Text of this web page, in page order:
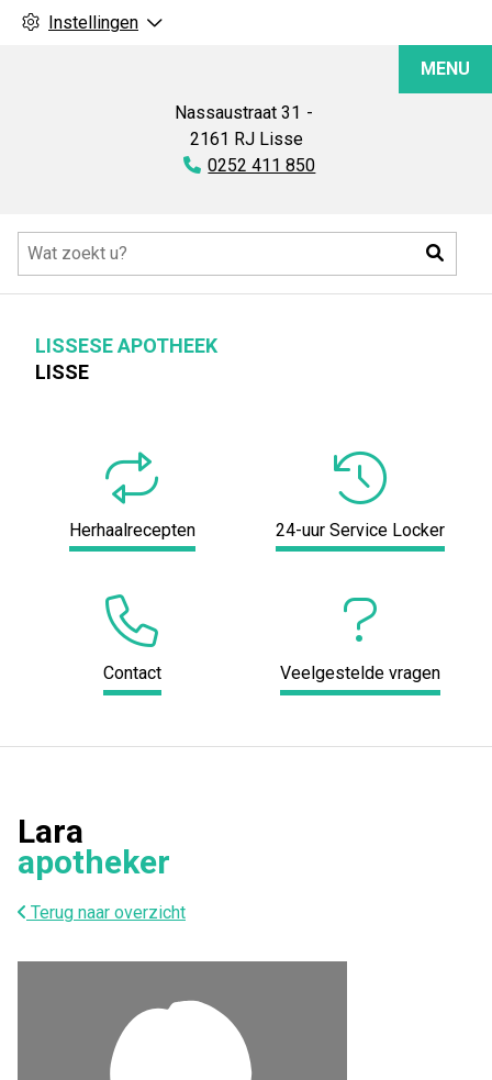
Instellingen
Nassaustraat 31
2161 RJ Lisse
Tel:
0252 411 850
MENU
LISSESE APOTHEEK
LISSE
Herhaalrecepten 24-uur Service Locker
Contact Veelgestelde vragen
Lara
apotheker
Terug naar overzicht